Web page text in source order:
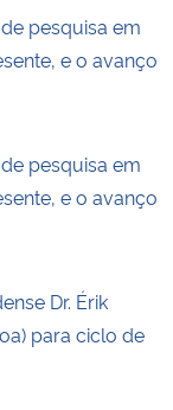
pesquisa em
e o avanço
pesquisa em
e o avanço
Dr. Érik
para ciclo de